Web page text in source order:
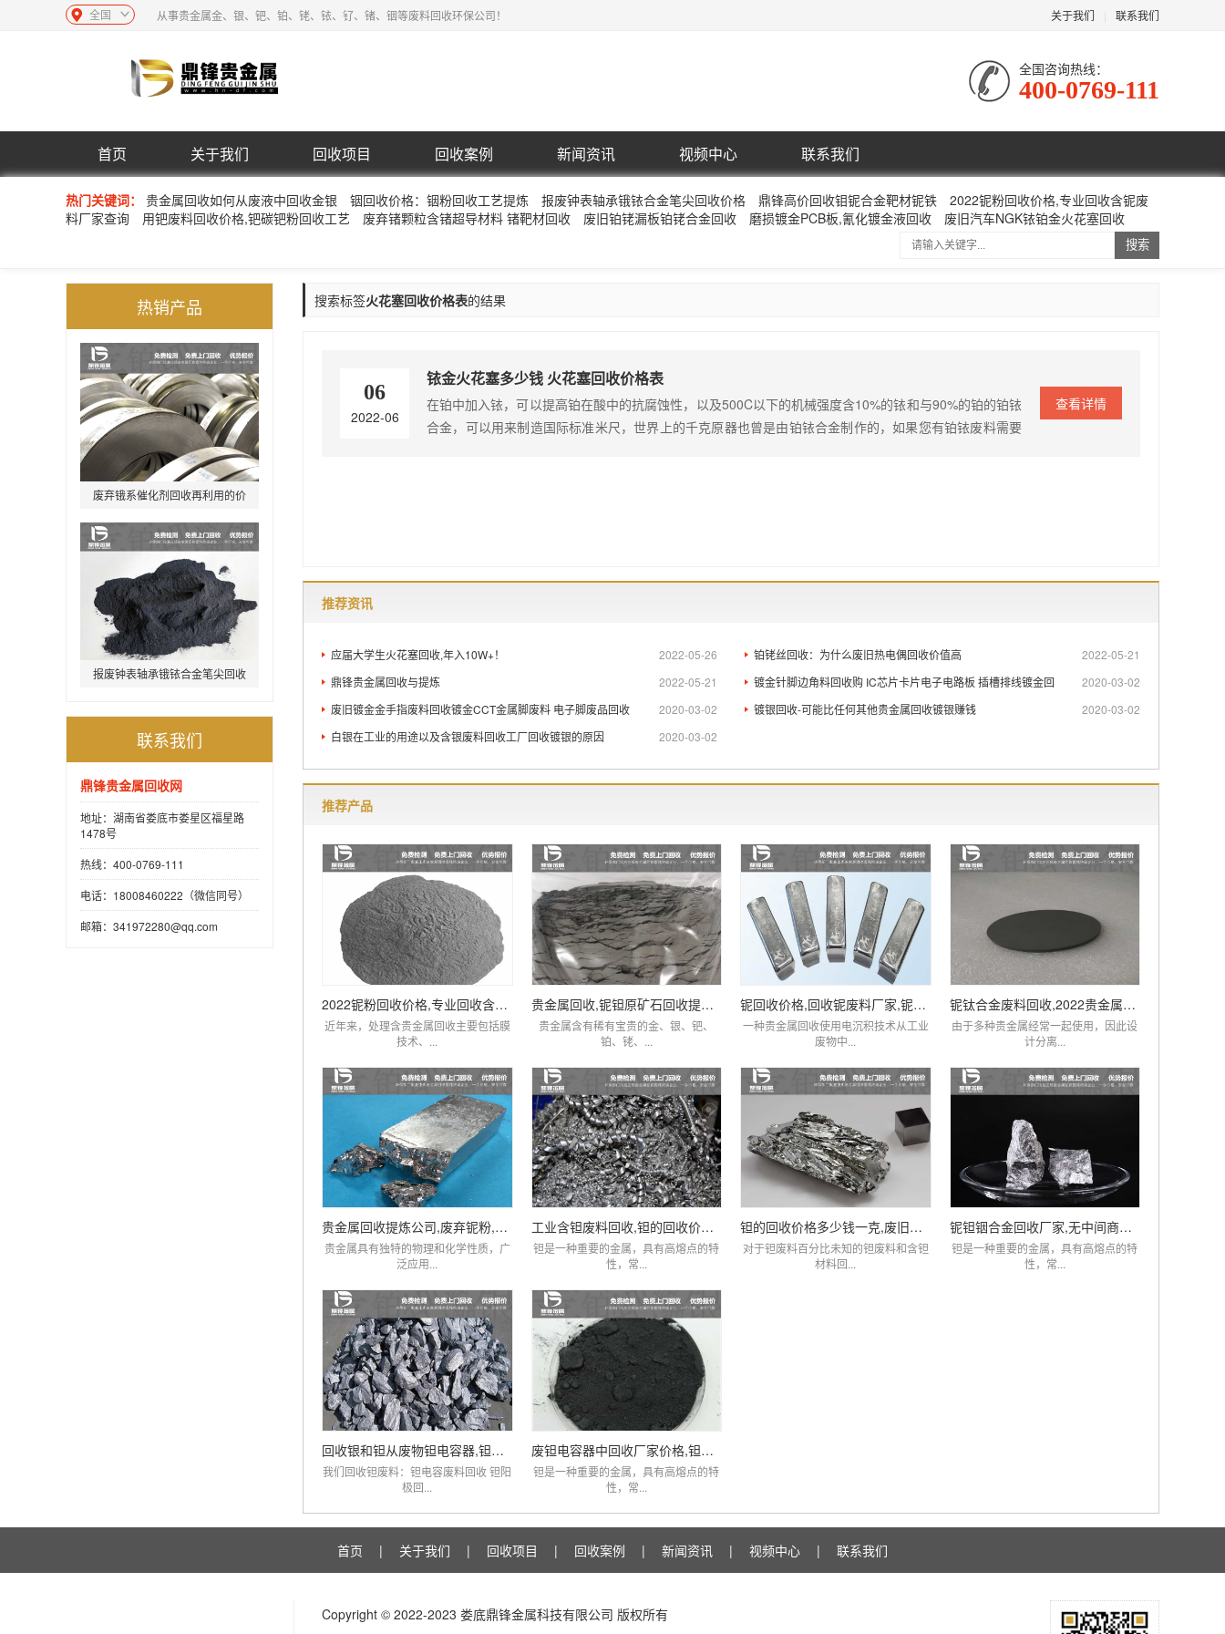
关于我们 联系我们
从事贵金属金、银、钯、铂、铑、铱、钌、锗、铟等废料回收环保公司！
全国
全国咨询热线：
400-0769-111
首页 关于我们 回收项目 回收案例 新闻资讯 视频中心 联系我们
热门关键词： 贵金属回收如何从废液中回收金银 铟回收价格：铟粉回收工艺提炼 报废钟表轴承锇铱合金笔尖回收价格 鼎锋高价回收钼铌合金靶材铌铁
2022铌粉回收价格,专业回收含铌废
料厂家查询
用钯废料回收价格,钯碳钯粉回收工艺 废弃锗颗粒含锗超导材料 锗靶材回收 废旧铂铑漏板铂铑合金回收 磨损镀金PCB板,氰化镀金液回收 废旧汽车NGK铱铂金火花塞回收
搜索
热销产品
废弃锇系催化剂回收再利用的价
值怎么样
报废钟表轴承锇铱合金笔尖回收
联系我们
鼎锋贵金属回收网
地址：湖南省娄底市娄星区福星路
1478号
热线：400-0769-111
电话：18008460222（微信同号）
邮箱：341972280@qq.com
搜索标签火花塞回收价格表的结果
查看详情
06
2022-06
铱金火花塞多少钱 火花塞回收价格表
在铂中加入铱，可以提高铂在酸中的抗腐蚀性，以及500C以下的机械强度含10%的铱和与90%的铂的铂铱
合金，可以用来制造国际标准米尺，世界上的千克原器也曾是由铂铱合金制作的，如果您有铂铱废料需要
推荐资讯
2022-05-26
应届大学生火花塞回收,年入10W+！ 2022-05-21
铂铑丝回收：为什么废旧热电偶回收价值高
2022-05-21
鼎锋贵金属回收与提炼 2020-03-02
镀金针脚边角料回收购 IC芯片卡片电子电路板 插槽排线镀金回
2020-03-02
废旧镀金金手指废料回收镀金CCT金属脚废料 电子脚废品回收 2020-03-02
镀银回收-可能比任何其他贵金属回收镀银赚钱
2020-03-02
白银在工业的用途以及含银废料回收工厂回收镀银的原因
推荐产品
2022铌粉回收价格,专业回收含铌废料厂家查询
近年来，处理含贵金属回收主要包括膜
技术、...
贵金属回收,铌钽原矿石回收提炼厂家,价比同优
贵金属含有稀有宝贵的金、银、钯、
铂、铑、...
铌回收价格,回收铌废料厂家,铌现在多少钱一克
一种贵金属回收使用电沉积技术从工业
废物中...
铌钛合金废料回收,2022贵金属铌市场价格查询
由于多种贵金属经常一起使用，因此设
计分离...
贵金属回收提炼公司,废弃铌粉,铌棒,铌铁回收
贵金属具有独特的物理和化学性质，广
泛应用...
工业含钽废料回收,钽的回收价格,贵金属钽回收
钽是一种重要的金属，具有高熔点的特
性，常...
钽的回收价格多少钱一克,废旧钽电阻电容回收厂家
对于钽废料百分比未知的钽废料和含钽
材料回...
铌钽铟合金回收厂家,无中间商赚差价,价比同优
钽是一种重要的金属，具有高熔点的特
性，常...
回收银和钽从废物钽电容器,钽电容器钽电阻价格
我们回收钽废料：钽电容废料回收 钽阳
极回...
废钽电容器中回收厂家价格,钽回收,钽线圈
钽是一种重要的金属，具有高熔点的特
性，常...
首页 | 关于我们 | 回收项目 | 回收案例 | 新闻资讯 | 视频中心 | 联系我们
Copyright © 2022-2023 娄底鼎锋金属科技有限公司 版权所有